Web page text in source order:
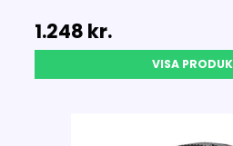
1.248 kr.
VISA